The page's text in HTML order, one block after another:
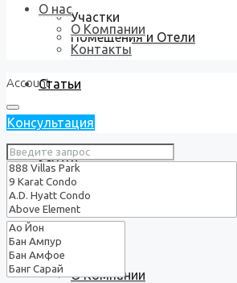
Участки
Помещения и Отели
Статьи
Услуги
О нас
О Компании
О нас
О Компании
Контакты
Account
Консультация